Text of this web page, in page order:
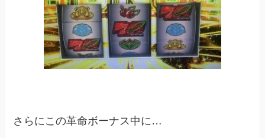
さらにこの革命ボーナス中に…